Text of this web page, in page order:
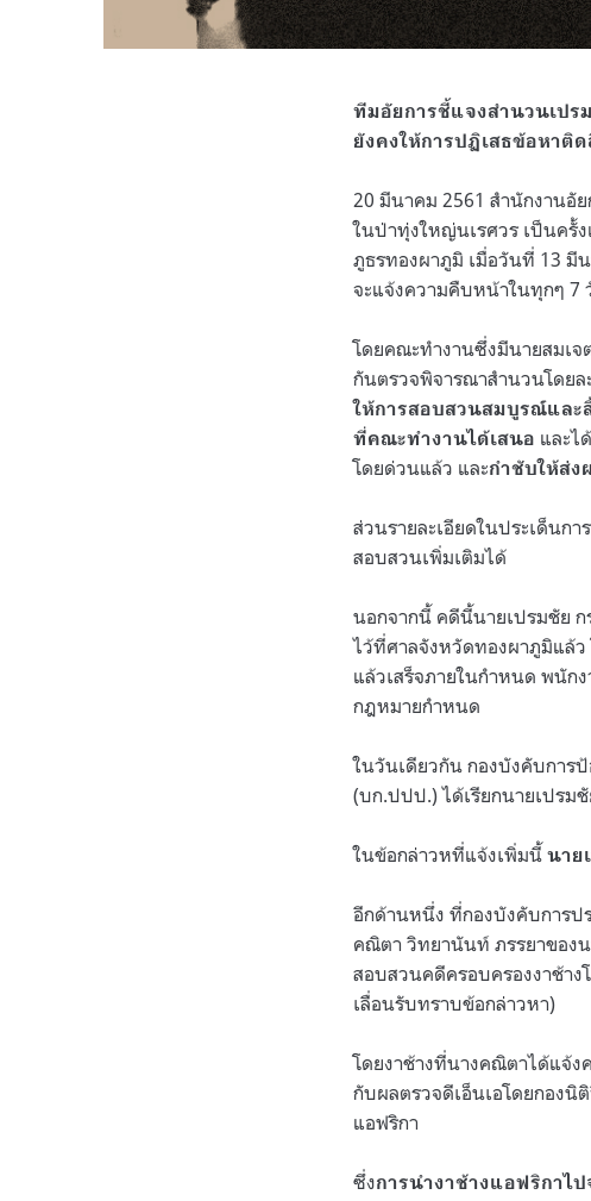
ทีมอัยการชี้แจงสำนวนเปร
ยังคงให้การปฏิเสธข้อหาติ
20 มีนาคม 2561 สำนักงานอั
ในป่าทุ่งใหญ่นเรศวร เป็นครั้
ภูธรทองผาภูมิ เมื่อวันที่ 13 มี
จะแจ้งความคืบหน้าในทุกๆ 7
โดยคณะทำงานซึ่งมีนายสมเ
กันตรวจพิจารณาสำนวนโดยล
ให้การสอบสวนสมบูรณ์และ
ที่คณะทำงานได้เสนอ และไ
โดยด่วนแล้ว และกำชับให้ส่ง
ส่วนรายละเอียดในประเด็นก
สอบสวนเพิ่มเติมได้
นอกจากนี้ คดีนี้นายเปรมชัย
ไว้ที่ศาลจังหวัดทองผาภูมิแล้ว
แล้วเสร็จภายในกำหนด พนัก
กฎหมายกำหนด
ในวันเดียวกัน กองบังคับการ
(บก.ปปป.) ได้เรียกนายเปรม
ในข้อกล่าวหที่แจ้งเพิ่มนี้ นาย
อีกด้านหนึ่ง ที่กองบังคับการป
คณิตา วิทยานันท์ ภรรยาของ
สอบสวนคดีครอบครองงาช้าง
เลื่อนรับทราบข้อกล่าวหา)
โดยงาช้างที่นางคณิตาได้แจ้ง
กับผลตรวจดีเอ็นเอโดยกองนิ
แอฟริกา
ซึ่งการนำงาช้างแอฟริกาไ